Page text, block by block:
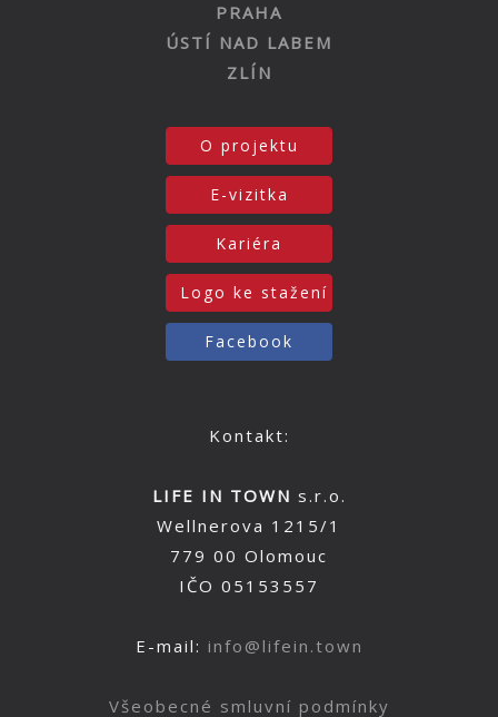
PRAHA
ÚSTÍ NAD LABEM
ZLÍN
O projektu
E-vizitka
Kariéra
Logo ke stažení
Facebook
Kontakt:
LIFE IN TOWN s.r.o.
Wellnerova 1215/1
779 00 Olomouc
IČO 05153557
E-mail: info@lifein.town
Všeobecné smluvní podmínky